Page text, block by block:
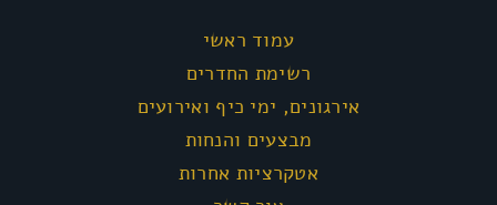
עמוד ראשי
רשימת החדרים
אירגונים, ימי כיף ואירועים
מבצעים והנחות
אטקרציות אחרות